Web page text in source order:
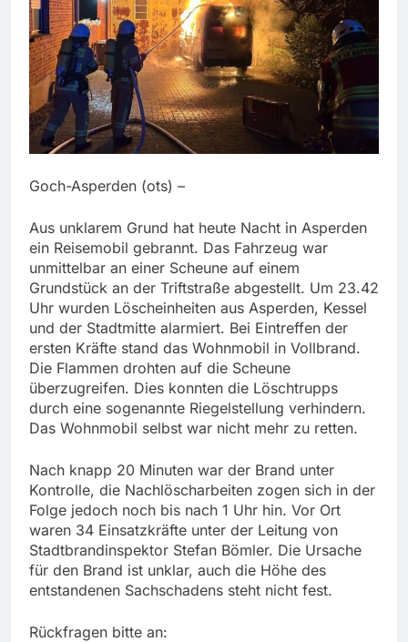
Goch-Asperden (ots) –
Aus unklarem Grund hat heute Nacht in Asperden
ein Reisemobil gebrannt. Das Fahrzeug war
unmittelbar an einer Scheune auf einem
Grundstück an der Triftstraße abgestellt. Um 23.42
Uhr wurden Löscheinheiten aus Asperden, Kessel
und der Stadtmitte alarmiert. Bei Eintreffen der
ersten Kräfte stand das Wohnmobil in Vollbrand.
Die Flammen drohten auf die Scheune
überzugreifen. Dies konnten die Löschtrupps
durch eine sogenannte Riegelstellung verhindern.
Das Wohnmobil selbst war nicht mehr zu retten.
Nach knapp 20 Minuten war der Brand unter
Kontrolle, die Nachlöscharbeiten zogen sich in der
Folge jedoch noch bis nach 1 Uhr hin. Vor Ort
waren 34 Einsatzkräfte unter der Leitung von
Stadtbrandinspektor Stefan Bömler. Die Ursache
für den Brand ist unklar, auch die Höhe des
entstandenen Sachschadens steht nicht fest.
Rückfragen bitte an: